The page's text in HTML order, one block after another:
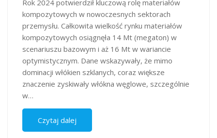
Rok 2024 potwierdził kluczową rolę materiałów
kompozytowych w nowoczesnych sektorach
przemysłu. Całkowita wielkość rynku materiałów
kompozytowych osiągnęła 14 Mt (megaton) w
scenariuszu bazowym i aż 16 Mt w wariancie
optymistycznym. Dane wskazywały, że mimo
dominacji włókien szklanych, coraz większe
znaczenie zyskiwały włókna węglowe, szczególnie
w…
Czytaj dalej